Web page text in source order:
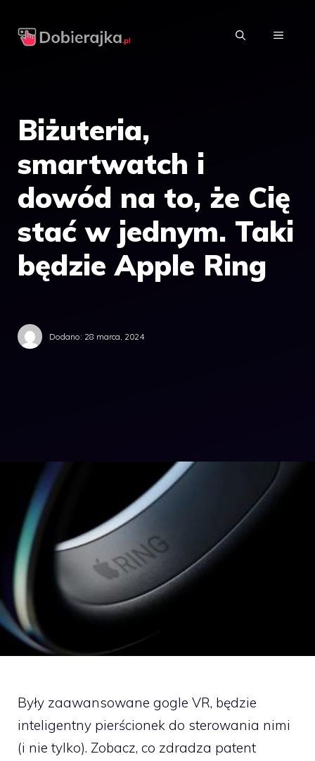
MENU
Biżuteria,
smartwatch i
dowód na to, że Cię
stać w jednym. Taki
będzie Apple Ring
Dodano: 28 marca, 2024
Były zaawansowane gogle VR, będzie
inteligentny pierścionek do sterowania nimi
(i nie tylko). Zobacz, co zdradza patent